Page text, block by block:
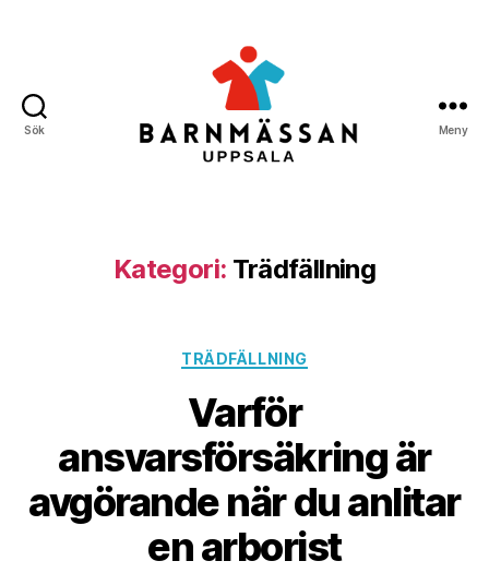
Sök Meny
Kategori: Trädfällning
Kategorier
TRÄDFÄLLNING
Varför
ansvarsförsäkring är
avgörande när du anlitar
en arborist